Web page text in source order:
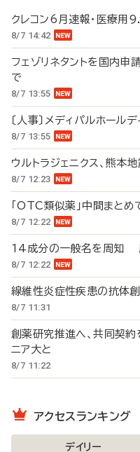
クレコン6月速報・医療
8/7 14:42
フェゾリネタントを国内
で
8/7 13:55
〔人事〕メディパルホール
8/7 13:55
ウルトラジェニクス、熊
8/7 12:23
「OTC類似薬」中間ま
8/7 12:22
14成分の一般名を周知
8/7 12:22
線維性炎症性疾患の抗体
8/7 11:31
創薬研究推進へ、共同契
ニア大と
8/7 11:22
アクセスランキング
デイリー